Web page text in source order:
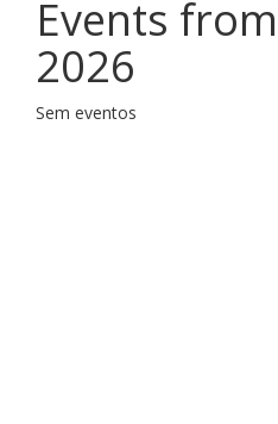
Events
2026
Sem eventos